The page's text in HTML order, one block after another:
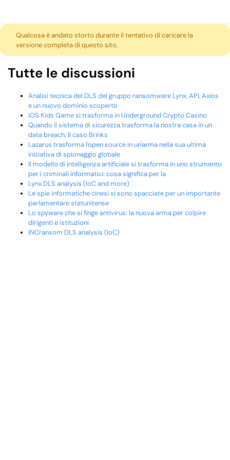
Qualcosa è andato storto durante il tentativo di caricare la
versione completa di questo sito.
Tutte le discussioni
Analisi tecnica del DLS del gruppo ransomware Lynx: API, Axios
e un nuovo dominio scoperto
iOS Kids Game si trasforma in Underground Crypto Casino
Quando il sistema di sicurezza trasforma la nostra casa in un
data breach. Il caso Brinks
Lazarus trasforma l'open source in un'arma nella sua ultima
iniziativa di spionaggio globale
Il modello di intelligenza artificiale si trasforma in uno strumento
per i criminali informatici: cosa significa per la
Lynx DLS analysis (IoC and more)
Le spie informatiche cinesi si sono spacciate per un importante
parlamentare statunitense
Lo spyware che si finge antivirus: la nuova arma per colpire
dirigenti e istituzioni
INCransom DLS analysis (IoC)